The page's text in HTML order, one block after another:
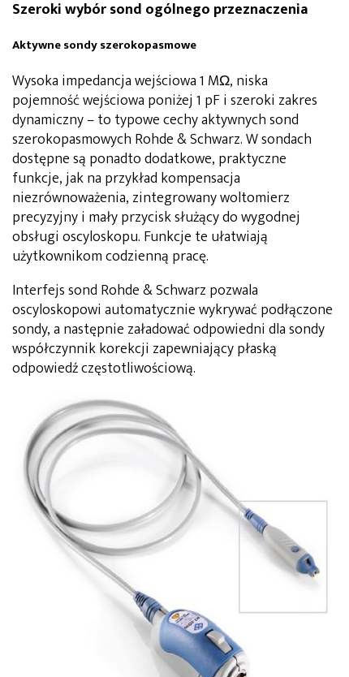
Szeroki wybór sond ogólnego przeznaczenia
Aktywne sondy szerokopasmowe
Wysoka impedancja wejściowa 1 MΩ, niska
pojemność wejściowa poniżej 1 pF i szeroki zakres
dynamiczny – to typowe cechy aktywnych sond
szerokopasmowych Rohde & Schwarz. W sondach
dostępne są ponadto dodatkowe, praktyczne
funkcje, jak na przykład kompensacja
niezrównoważenia, zintegrowany woltomierz
precyzyjny i mały przycisk służący do wygodnej
obsługi oscyloskopu. Funkcje te ułatwiają
użytkownikom codzienną pracę.
Interfejs sond Rohde & Schwarz pozwala
oscyloskopowi automatycznie wykrywać podłączone
sondy, a następnie załadować odpowiedni dla sondy
współczynnik korekcji zapewniający płaską
odpowiedź częstotliwościową.